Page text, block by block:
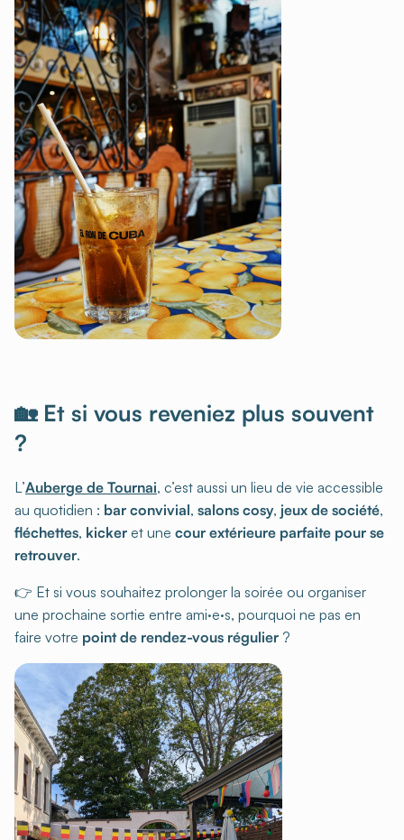
🏡 Et si vous reveniez plus souvent
?
L’Auberge de Tournai, c’est aussi un lieu de vie accessible
au quotidien : bar convivial, salons cosy, jeux de société,
fléchettes, kicker et une cour extérieure parfaite pour se
retrouver.
👉 Et si vous souhaitez prolonger la soirée ou organiser
une prochaine sortie entre ami·e·s, pourquoi ne pas en
faire votre point de rendez-vous régulier ?